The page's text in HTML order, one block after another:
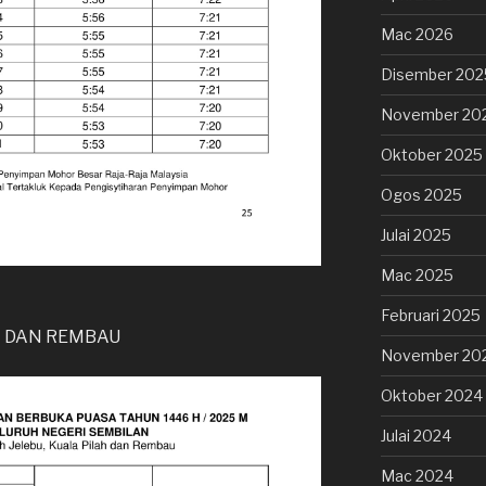
REMBAU
Mac 2026
Disember
November
Oktober 2025
Ogos 2025
Julai 2025
Mac 2025
Februari 2025
November
Oktober 2024
Julai 2024
Mac 2024